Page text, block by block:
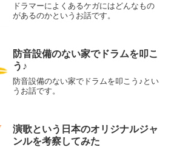
ドラマーによくあるケガにはどんなもの
があるのかというお話です。
防音設備のない家でドラムを叩こ
う♪
防音設備のない家でドラムを叩こう♪とい
うお話です。
演歌という日本のオリジナルジャ
ンルを考察してみた